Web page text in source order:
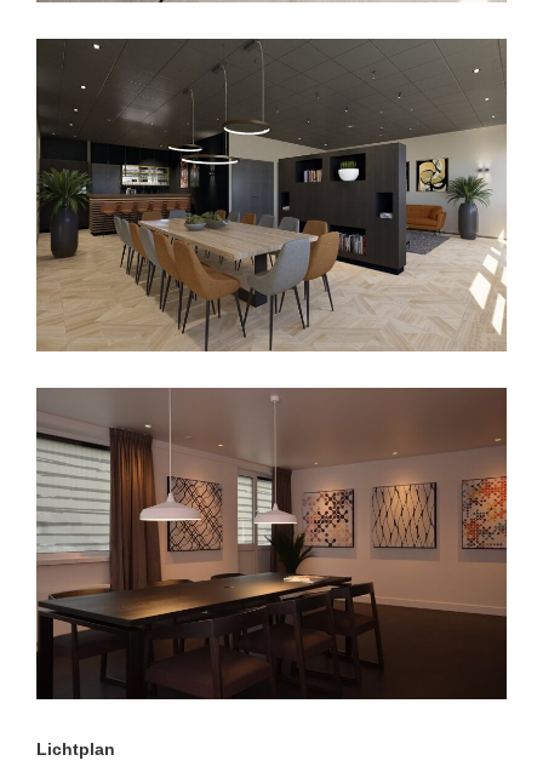
Lichtplan